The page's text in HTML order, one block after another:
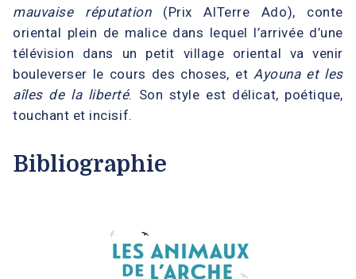
mauvaise réputation(Prix AlTerre Ado), conte
oriental plein de malice dans lequel l’arrivée d’une
télévision dans un petit village oriental va venir
bouleverser le cours des choses, etAyouna et les
aîles de la liberté. Son style est délicat, poétique,
touchant et incisif.
Bibliographie